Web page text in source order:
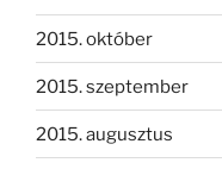
2015. október
2015. szeptember
2015. augusztus